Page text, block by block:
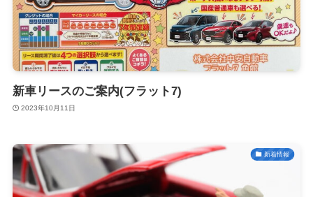
新車リースのご案内(フラット7)
2023年10月11日
新着情報